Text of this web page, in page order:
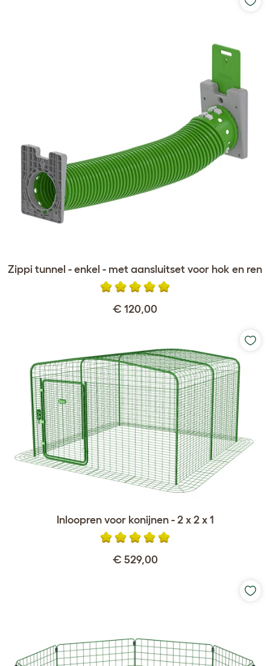
Zippi tunnel - enkel - met aansluitset voor hok en ren
€ 120,00
Inloopren voor konijnen - 2 x 2 x 1
€ 529,00